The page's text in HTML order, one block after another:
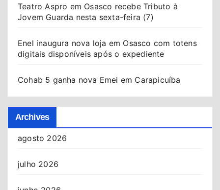
Teatro Aspro em Osasco recebe Tributo à
Jovem Guarda nesta sexta-feira (7)
Enel inaugura nova loja em Osasco com totens
digitais disponíveis após o expediente
Cohab 5 ganha nova Emei em Carapicuíba
Archives
agosto 2026
julho 2026